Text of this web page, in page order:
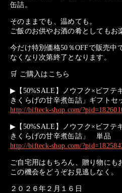
缶詰。
そのままでも、温めても。
ご飯のお供やお酒の肴としてもお
今だけ特別価格50％OFFで販売中
なくなり次第終了となります。
🛒 ご購入はこちら
▶︎【50%SALE】ノウフク×ビフテ
きくらげの甘辛煮缶詰」ギフトセ
http://bifteck-shop.com/
▶【50%SALE】ノウフク×ビフテ
きくらげの甘辛煮缶詰」 単品
http://bifteck-shop.com/
ご自宅用はもちろん、贈り物にも
この機会をどうぞお見逃しなく。
２０２６年２月１６日